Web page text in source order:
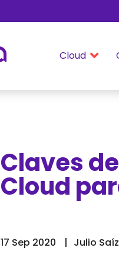

Cloud
Claves
Cloud
17 Sep 2020 Julio Saíz